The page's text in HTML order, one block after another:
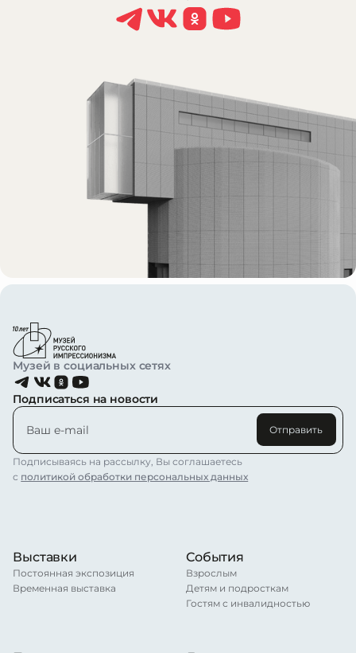
Музей в социальных сетях
Подписаться на новости
Отправить
Подписываясь на рассылку, Вы соглашаетесь
с политикой обработки персональных данных
Выставки
Постоянная экспозиция
Временная выставка
События
Взрослым
Детям и подросткам
Гостям с инвалидностью